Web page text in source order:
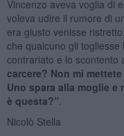
Vincenzo aveva voglia di
voleva udire il rumore di
era giusto venisse
che qualcuno gli
contrariato e lo scontento
carcere? Non mi
Uno spara alla moglie e
è questa?”
Nicolò Stella